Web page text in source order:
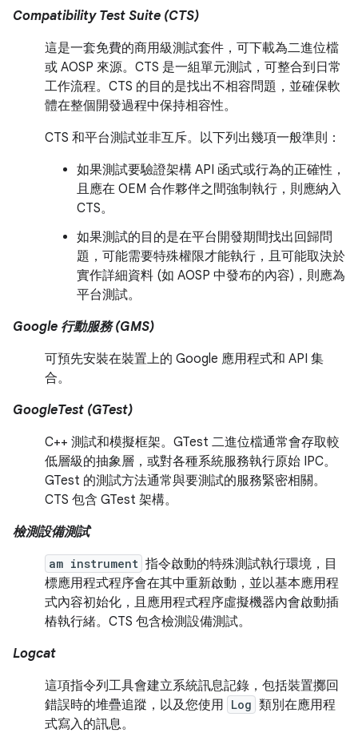
Compatibility Test Suite (CTS)
這是一套免費的商用級測試套件，可下載為二進位檔
或 AOSP 來源。CTS 是一組單元測試，可整合到日常
工作流程。CTS 的目的是找出不相容問題，並確保軟
體在整個開發過程中保持相容性。
CTS 和平台測試並非互斥。以下列出幾項一般準則：
如果測試要驗證架構 API 函式或行為的正確性，
且應在 OEM 合作夥伴之間強制執行，則應納入
CTS。
如果測試的目的是在平台開發期間找出回歸問
題，可能需要特殊權限才能執行，且可能取決於
實作詳細資料 (如 AOSP 中發布的內容)，則應為
平台測試。
Google 行動服務 (GMS)
可預先安裝在裝置上的 Google 應用程式和 API 集
合。
GoogleTest (GTest)
C++ 測試和模擬框架。GTest 二進位檔通常會存取較
低層級的抽象層，或對各種系統服務執行原始 IPC。
GTest 的測試方法通常與要測試的服務緊密相關。
CTS 包含 GTest 架構。
檢測設備測試
am instrument 指令啟動的特殊測試執行環境，目
標應用程式程序會在其中重新啟動，並以基本應用程
式內容初始化，且應用程式程序虛擬機器內會啟動插
樁執行緒。CTS 包含檢測設備測試。
Logcat
這項指令列工具會建立系統訊息記錄，包括裝置擲回
錯誤時的堆疊追蹤，以及您使用 Log 類別在應用程
式寫入的訊息。